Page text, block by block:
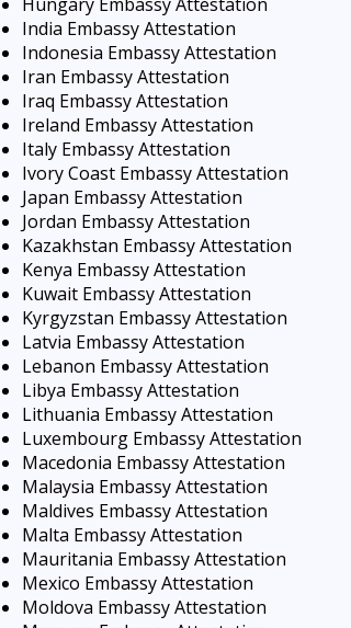
India Embassy Attestation
Indonesia Embassy Attestation
Iran Embassy Attestation
Iraq Embassy Attestation
Ireland Embassy Attestation
Italy Embassy Attestation
Ivory Coast Embassy Attestation
Japan Embassy Attestation
Jordan Embassy Attestation
Kazakhstan Embassy Attestation
Kenya Embassy Attestation
Kuwait Embassy Attestation
Kyrgyzstan Embassy Attestation
Latvia Embassy Attestation
Lebanon Embassy Attestation
Libya Embassy Attestation
Lithuania Embassy Attestation
Luxembourg Embassy Attestation
Macedonia Embassy Attestation
Malaysia Embassy Attestation
Maldives Embassy Attestation
Malta Embassy Attestation
Mauritania Embassy Attestation
Mexico Embassy Attestation
Moldova Embassy Attestation